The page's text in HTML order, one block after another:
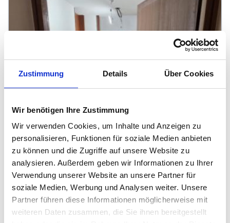
Zustimmung Details Über Cookies
Wir benötigen Ihre Zustimmung
Wir verwenden Cookies, um Inhalte und Anzeigen zu
personalisieren, Funktionen für soziale Medien anbieten
zu können und die Zugriffe auf unsere Website zu
analysieren. Außerdem geben wir Informationen zu Ihrer
Verwendung unserer Website an unsere Partner für
soziale Medien, Werbung und Analysen weiter. Unsere
Partner führen diese Informationen möglicherweise mit
weiteren Daten zusammen, die Sie ihnen bereitgestellt